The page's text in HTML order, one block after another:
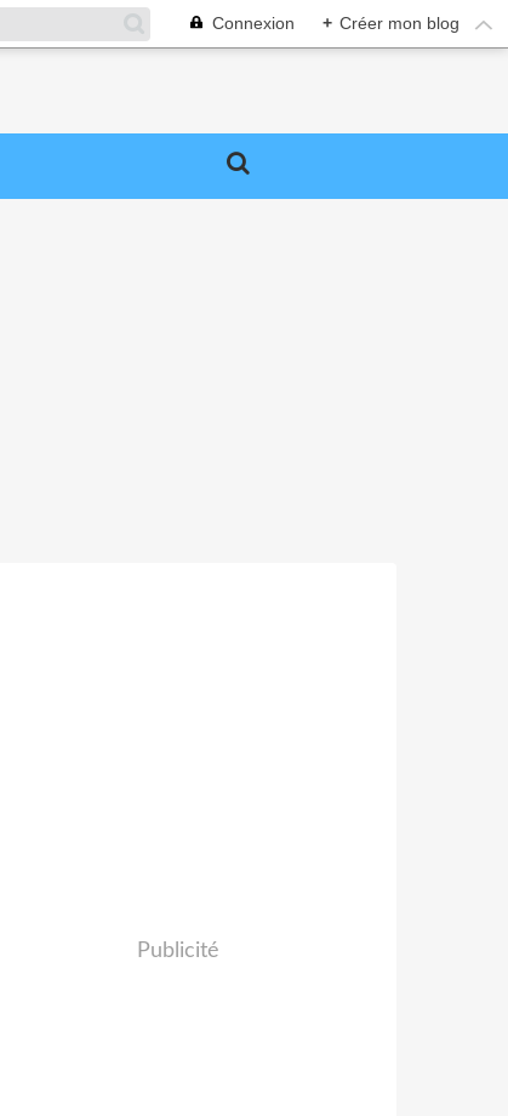
Connexion + Créer mon blog
Publicité